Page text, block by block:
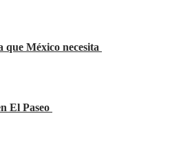
México necesita
El Paseo